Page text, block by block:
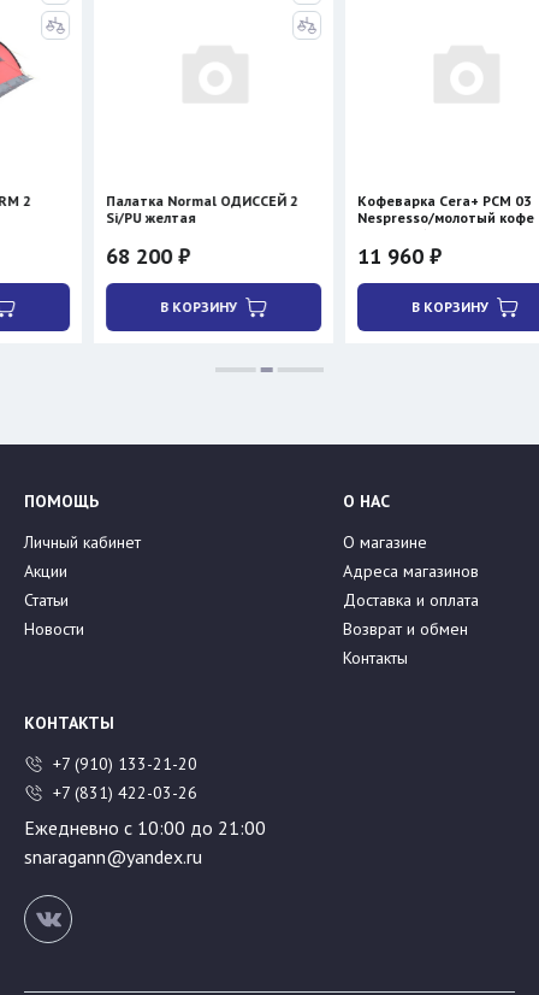
Палатка Normal ОДИССЕЙ 2
Si/PU желтая
68 200 ₽
В КОРЗИНУ
Кофеварка Cera+ PCM 03
Nespresso/молотый кофе (с
11 960 ₽
В КОРЗИНУ
ПОМОЩЬ
Личный кабинет
Акции
Статьи
Новости
О НАС
О магазине
Адреса магазинов
Доставка и оплата
Возврат и обмен
Контакты
КОНТАКТЫ
+7 (910) 133-21-20
+7 (831) 422-03-26
Ежедневно с 10:00 до 21:00
snaragann@yandex.ru